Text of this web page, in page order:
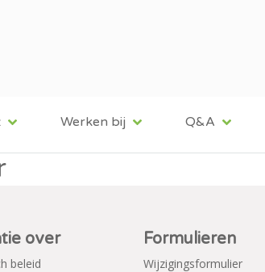
Werken bij Q&A
over
beleid
Formulieren
Wijzigingsformulier